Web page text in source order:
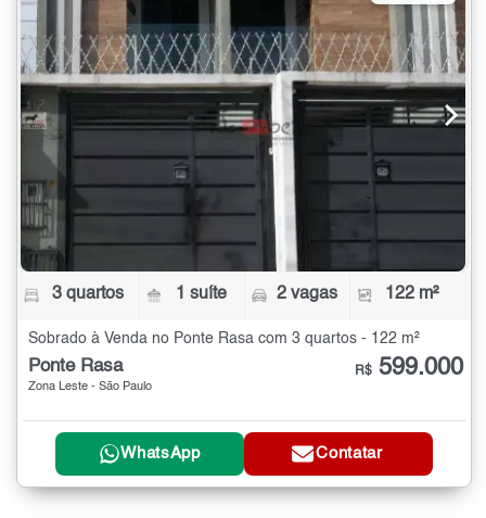
3 quartos 1 suíte 2 vagas 122 m²
Sobrado à Venda no Ponte Rasa com 3 quartos - 122 m²
Ponte Rasa
Zona Leste - São Paulo
R$ 599.000
WhatsApp Contatar